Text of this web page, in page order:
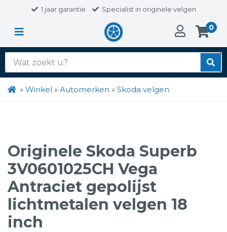
1 jaar garantie Specialist in originele velgen
0
Zoek
naar:
» Winkel » Automerken » Skoda velgen
Originele Skoda Superb
3V0601025CH Vega
Antraciet gepolijst
lichtmetalen velgen 18
inch